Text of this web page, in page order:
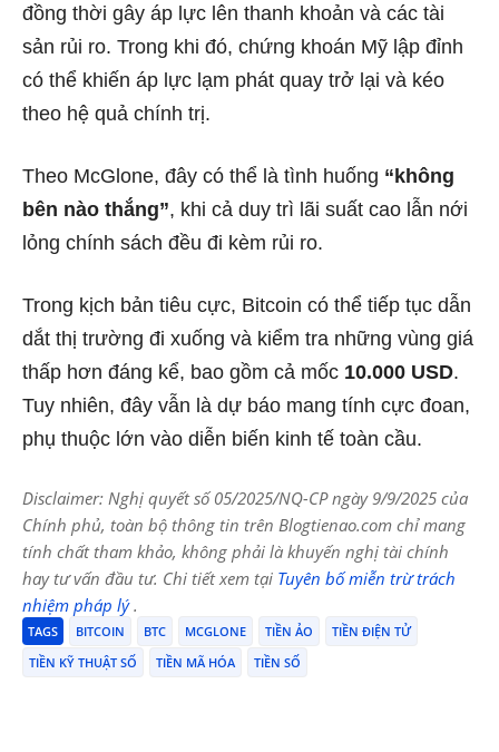
đồng thời gây áp lực lên thanh khoản và các tài
sản rủi ro. Trong khi đó, chứng khoán Mỹ lập đỉnh
có thể khiến áp lực lạm phát quay trở lại và kéo
theo hệ quả chính trị.
Theo McGlone, đây có thể là tình huống “không
bên nào thắng”, khi cả duy trì lãi suất cao lẫn nới
lỏng chính sách đều đi kèm rủi ro.
Trong kịch bản tiêu cực, Bitcoin có thể tiếp tục dẫn
dắt thị trường đi xuống và kiểm tra những vùng giá
thấp hơn đáng kể, bao gồm cả mốc 10.000 USD.
Tuy nhiên, đây vẫn là dự báo mang tính cực đoan,
phụ thuộc lớn vào diễn biến kinh tế toàn cầu.
Disclaimer: Nghị quyết số 05/2025/NQ-CP ngày 9/9/2025 của
Chính phủ, toàn bộ thông tin trên Blogtienao.com chỉ mang
tính chất tham khảo, không phải là khuyến nghị tài chính
hay tư vấn đầu tư. Chi tiết xem tại Tuyên bố miễn trừ trách
nhiệm pháp lý.
TAGS BITCOIN BTC MCGLONE TIỀN ẢO
TIỀN ĐIỆN TỬ
TIỀN KỸ THUẬT SỐ
TIỀN MÃ HÓA TIỀN SỐ